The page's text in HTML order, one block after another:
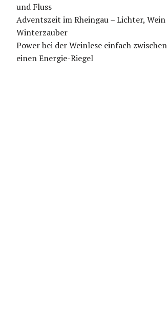
und Fluss
Adventszeit im Rheingau – Lichter,
Winterzauber
Power bei der Weinlese einfach
einen Energie-Riegel